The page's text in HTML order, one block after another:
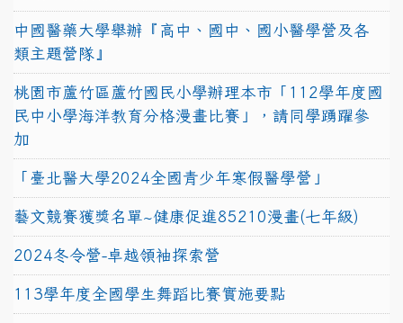
中國醫藥大學舉辦『高中、國中、國小醫學營及各
類主題營隊』
桃園市蘆竹區蘆竹國民小學辦理本市「112學年度國
民中小學海洋教育分格漫畫比賽」，請同學踴躍參
加
「臺北醫大學2024全國青少年寒假醫學營」
藝文競賽獲獎名單~健康促進85210漫畫(七年級)
2024冬令營-卓越領袖探索營
113學年度全國學生舞蹈比賽實施要點